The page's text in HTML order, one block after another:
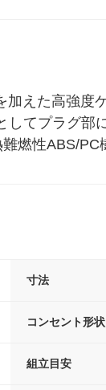
えた高強度
てプラグ
燃性ABS/PC
寸法
コンセント形状
組立目安